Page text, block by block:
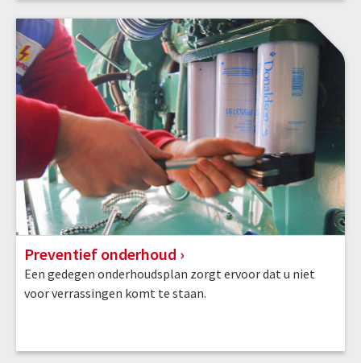
Preventief onderhoud
Een gedegen onderhoudsplan zorgt ervoor dat u niet
voor verrassingen komt te staan.